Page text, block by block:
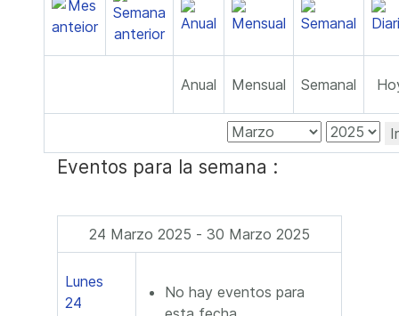
Anual Mensual Semanal
Eventos para la semana :
24 Marzo 2025 - 30 Marzo 2025
Lunes
24
No hay eventos para